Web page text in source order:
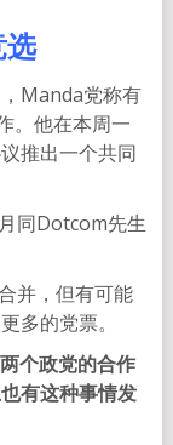
Manda党称有
。他在本周一
推出一个共同
同Dotcom先生
并，但有可能
多的党票。
个政党的合作
有这种事情发